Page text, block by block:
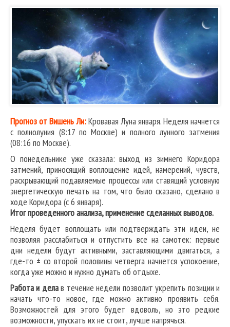
Прогноз от Вишень Ли:Кровавая Луна января. Неделя начнется
с полнолуния (8:17 по Москве) и полного лунного затмения
(08:16 по Москве).
О понедельнике уже сказала: выход из зимнего Коридора
затмений, приносящий воплощение идей, намерений, чувств,
раскрывающий подавляемые процессы или ставящий условную
энергетическую печать на том, что было сказано, сделано в
ходе Коридора (с 6 января).
Итогпроведенного анализа, применение сделанных выводов.
Неделя будет воплощать или подтверждать эти идеи, не
позволяя расслабиться и отпустить все на самотек: первые
дни недели будут активными, заставляющими двигаться, а
где-то ± со второй половины четверга начнется успокоение,
когда уже можно и нужно думать об отдыхе.
Работа и делав течение недели позволит укрепить позиции и
начать что-то новое, где можно активно проявить себя.
Возможностей для этого будет вдоволь, но это редкие
возможности, упускать их не стоит, лучше напрячься.